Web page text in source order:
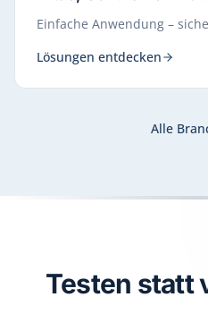
Einfache Anwendung –
Lösungen entdecken
Alle
Testen statt